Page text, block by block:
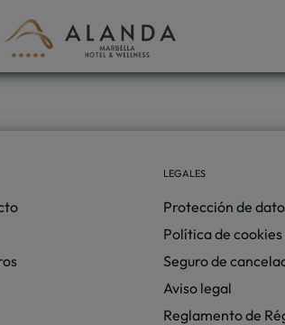
Web Oficial.
LEGALES
Protección de
Política de cookies
Seguro de
Aviso legal
Reglamento de